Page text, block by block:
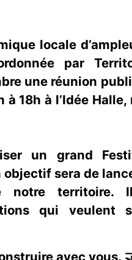
locale
par
une réunion
18h à l’Idée
un grand
sera de
notre territoire.
qui veulent
avec vous.